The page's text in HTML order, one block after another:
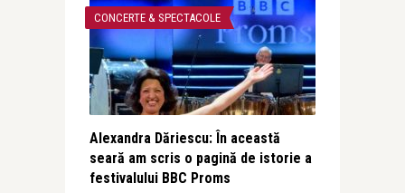
CONCERTE & SPECTACOLE
Alexandra Dăriescu: În această
seară am scris o pagină de istorie a
festivalului BBC Proms